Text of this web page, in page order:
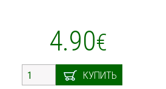
4.90€
КУПИТЬ